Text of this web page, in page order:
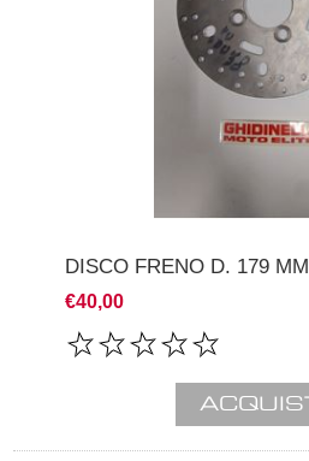
DISCO FRENO D. 179 MM
€40,00